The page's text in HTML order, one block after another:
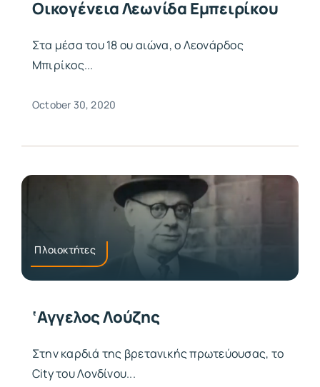
Οικογένεια Λεωνίδα Εμπειρίκου
Στα μέσα του 18 ου αιώνα, ο Λεονάρδος
Μπιρίκος...
October 30, 2020
Πλοιοκτήτες
‘Αγγελος Λούζης
Στην καρδιά της βρετανικής πρωτεύουσας, το
City του Λονδίνου...